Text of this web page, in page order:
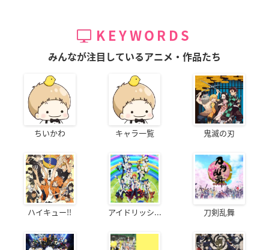
KEYWORDS
みんなが注目しているアニメ・作品たち
ちいかわ キャラ一覧 鬼滅の刃
ハイキュー!! アイドリッシ... 刀剣乱舞